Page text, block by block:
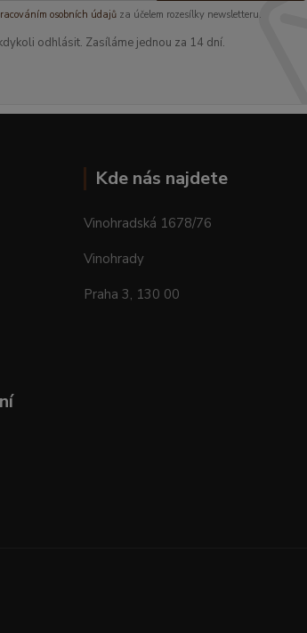
osobních údajůza účelem rozesílky newsletteru.
odhlásit. Zasíláme jednou za 14 dní.
Kde nás najdete
Vinohradská 1678/76
Vinohrady
Praha 3, 130 00